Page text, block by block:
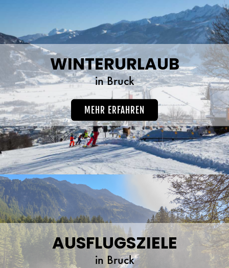
WINTERURLAUB
in Bruck
MEHR ERFAHREN
AUSFLUGSZIELE
in Bruck